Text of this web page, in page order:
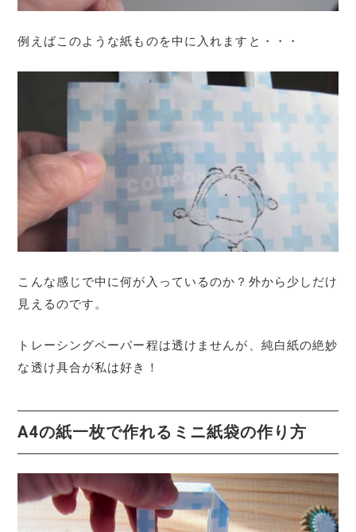
例えばこのような紙ものを中に入れますと・・・
こんな感じで中に何が入っているのか？外から少しだけ
見えるのです。
トレーシングペーパー程は透けませんが、純白紙の絶妙
な透け具合が私は好き！
A4の紙一枚で作れるミニ紙袋の作り方